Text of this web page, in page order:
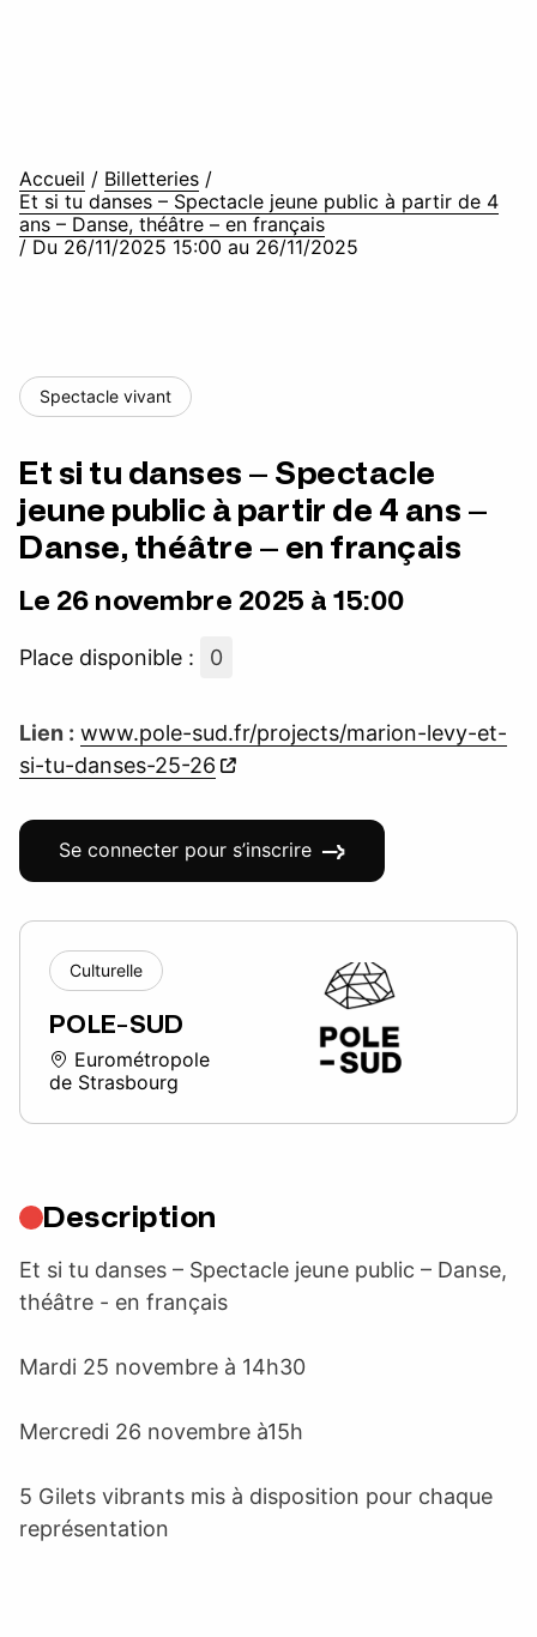
Accueil / Billetteries /
Et si tu danses – Spectacle jeune public à partir de 4
ans – Danse, théâtre – en français
/ Du 26/11/2025 15:00 au 26/11/2025
Spectacle vivant
Et si tu danses – Spectacle
jeune public à partir de 4 ans –
Danse, théâtre – en français
Le 26 novembre 2025 à 15:00
Place disponible : 0
Lien : www.pole-sud.fr/projects/marion-levy-et-
si-tu-danses-25-26
Se connecter pour s’inscrire
Culturelle
POLE-SUD
Eurométropole
de Strasbourg
Description
Et si tu danses – Spectacle jeune public – Danse,
théâtre - en français
Mardi 25 novembre à 14h30
Mercredi 26 novembre à15h
5 Gilets vibrants mis à disposition pour chaque
représentation